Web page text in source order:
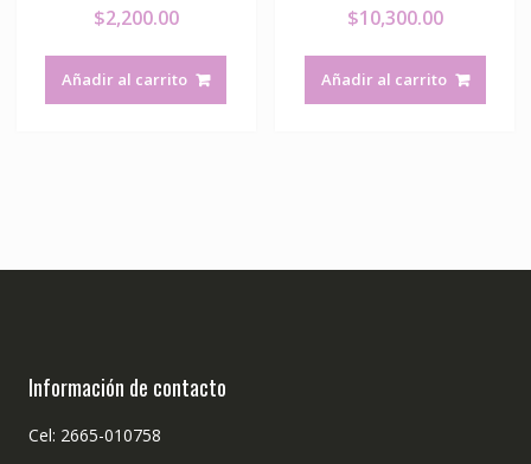
$2,200.00
Añadir al carrito
$10,300.00
Añadir al carrito
Información de contacto
Cel: 2665-010758